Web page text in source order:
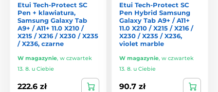
Etui Tech-Protect SC
Pen + klawiatura,
Samsung Galaxy Tab
A9+ / A11+ 11.0 X210 /
X215 / X216 / X230 / X235
/ X236, czarne
W magazynie, w czwartek
13. 8. u Ciebie
222.6 zł
Etui Tech-Protect SC
Pen Hybrid Samsung
Galaxy Tab A9+ / A11+
11.0 X210 / X215 / X216 /
X230 / X235 / X236,
violet marble
W magazynie, w czwartek
13. 8. u Ciebie
90.7 zł